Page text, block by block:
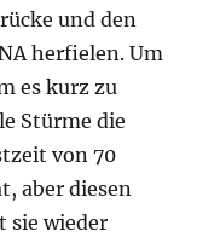
und den
herfielen. Um
es kurz zu
Stürme die
von 70
aber diesen
sie wieder